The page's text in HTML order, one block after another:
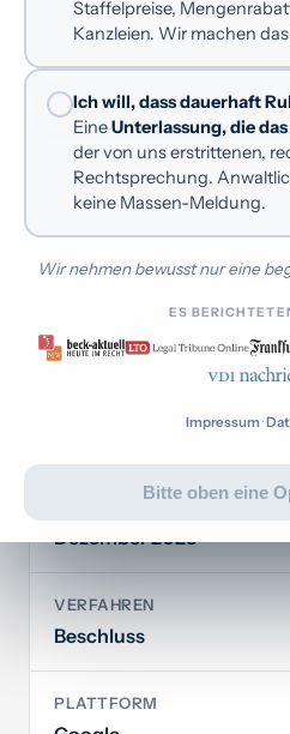
Kununu verklagen
Dauermandat mit Dauerschutz
Staffelpreise,
Kanzleien. Wir machen
Ich will, dass dauerhaft
EineUnterlassung, die
der von uns erstrittenen,
Rechtsprechung.
keine Massen-Meldung.
Wir nehmen bewusst nur eine
ES
Impressum ·
Bitte oben eine
angeordnet.
Kostenfreie
Landgericht
Dezember 2023
VERFAHREN
Beschluss
PLATTFORM